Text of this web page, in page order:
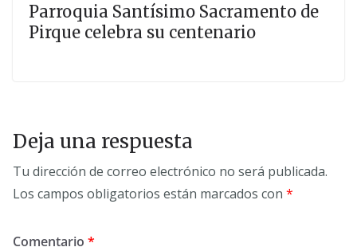
Parroquia Santísimo Sacramento de
Pirque celebra su centenario
Deja una respuesta
Tu dirección de correo electrónico no será publicada.
Los campos obligatorios están marcados con *
Comentario *